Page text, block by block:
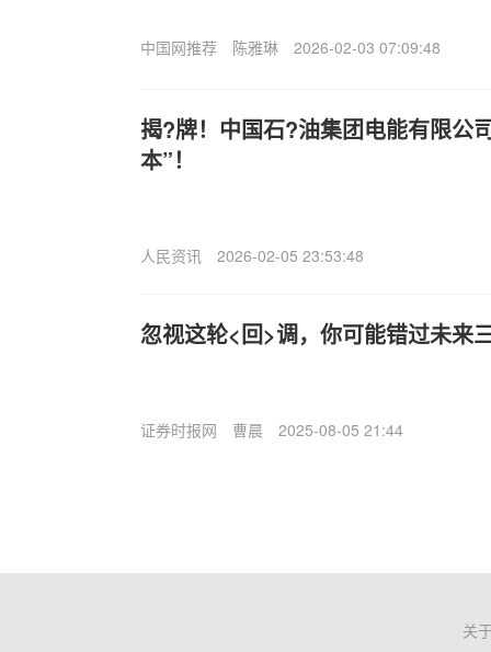
中国网推荐 陈雅琳 2026-02-03 07:09:48
揭?牌！中国石?油集团电能有限公
本”！
人民资讯 2026-02-05 23:53:48
忽视这轮<回>调，你可能错过未来
证券时报网 曹晨 2025-08-05 21:44
关